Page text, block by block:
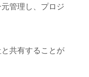
管理し、プロジ
共有することが